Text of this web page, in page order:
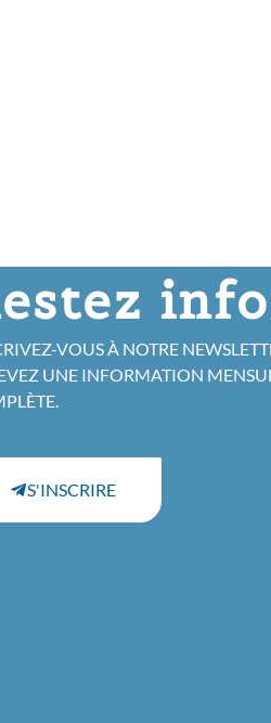
VOUS À NOTRE
UNE INFORMATION
S'INSCRIRE